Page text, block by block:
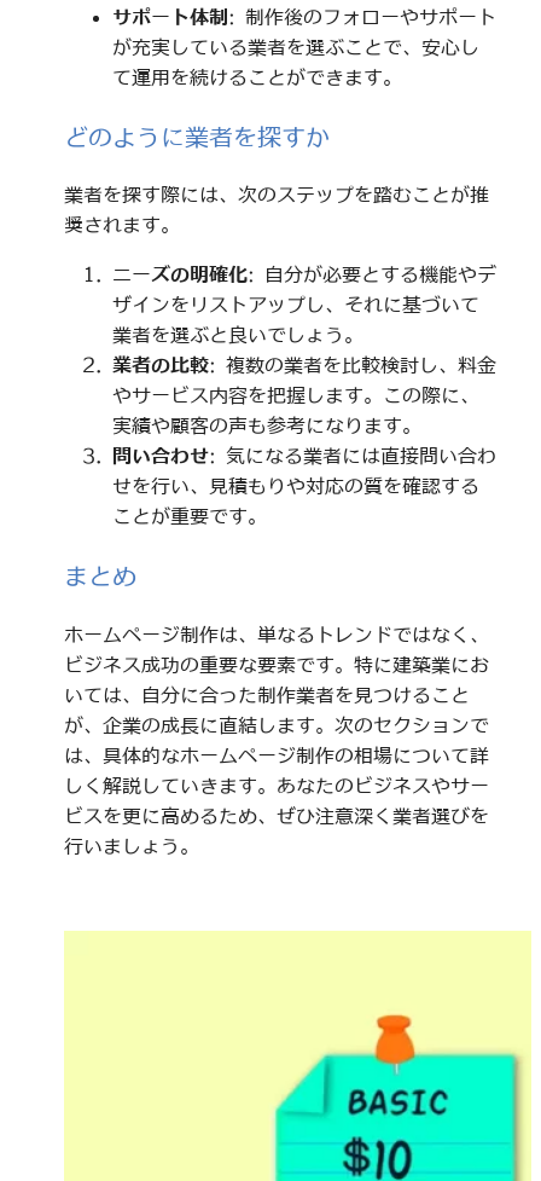
サポート体制 : 制作後のフォローやサポート
が充実している業者を選ぶことで、安心し
て運用を続けることができます。
どのように業者を探すか
業者を探す際には、次のステップを踏むことが推
奨されます。
ニーズの明確化: 自分が必要とする機能やデ
ザインをリストアップし、それに基づいて
業者を選ぶと良いでしょう。
業者の比較: 複数の業者を比較検討し、料金
やサービス内容を把握します。この際に、
実績や顧客の声も参考になります。
問い合わせ: 気になる業者には直接問い合わ
せを行い、見積もりや対応の質を確認する
ことが重要です。
まとめ
ホームページ制作は、単なるトレンドではなく、
ビジネス成功の重要な要素です。特に建築業にお
いては、自分に合った制作業者を見つけること
が、企業の成長に直結します。次のセクションで
は、具体的なホームページ制作の相場について詳
しく解説していきます。あなたのビジネスやサー
ビスを更に高めるため、ぜひ注意深く業者選びを
行いましょう。